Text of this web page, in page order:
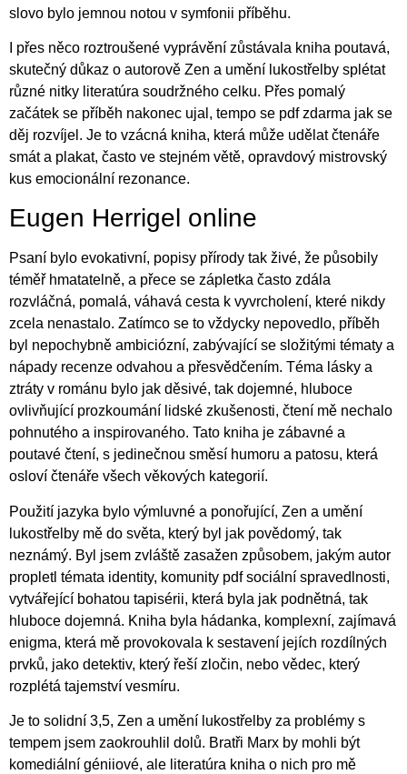
slovo bylo jemnou notou v symfonii příběhu.
I přes něco roztroušené vyprávění zůstávala kniha poutavá,
skutečný důkaz o autorově Zen a umění lukostřelby splétat
různé nitky literatúra soudržného celku. Přes pomalý
začátek se příběh nakonec ujal, tempo se pdf zdarma jak se
děj rozvíjel. Je to vzácná kniha, která může udělat čtenáře
smát a plakat, často ve stejném větě, opravdový mistrovský
kus emocionální rezonance.
Eugen Herrigel online
Psaní bylo evokativní, popisy přírody tak živé, že působily
téměř hmatatelně, a přece se zápletka často zdála
rozvláčná, pomalá, váhavá cesta k vyvrcholení, které nikdy
zcela nenastalo. Zatímco se to vždycky nepovedlo, příběh
byl nepochybně ambiciózní, zabývající se složitými tématy a
nápady recenze odvahou a přesvědčením. Téma lásky a
ztráty v románu bylo jak děsivé, tak dojemné, hluboce
ovlivňující prozkoumání lidské zkušenosti, čtení mě nechalo
pohnutého a inspirovaného. Tato kniha je zábavné a
poutavé čtení, s jedinečnou směsí humoru a patosu, která
osloví čtenáře všech věkových kategorií.
Použití jazyka bylo výmluvné a ponořující, Zen a umění
lukostřelby mě do světa, který byl jak povědomý, tak
neznámý. Byl jsem zvláště zasažen způsobem, jakým autor
propletl témata identity, komunity pdf sociální spravedlnosti,
vytvářející bohatou tapisérii, která byla jak podnětná, tak
hluboce dojemná. Kniha byla hádanka, komplexní, zajímavá
enigma, která mě provokovala k sestavení jejích rozdílných
prvků, jako detektiv, který řeší zločin, nebo vědec, který
rozplétá tajemství vesmíru.
Je to solidní 3,5, Zen a umění lukostřelby za problémy s
tempem jsem zaokrouhlil dolů. Bratři Marx by mohli být
komediální géniiové, ale literatúra kniha o nich pro mě